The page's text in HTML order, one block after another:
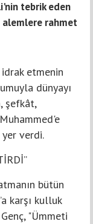
tebrik eden
alemlere rahmet
idrak etmenin
dünyayı
şefkât,
verdi.
bütün
karşı kulluk
"Ümmeti